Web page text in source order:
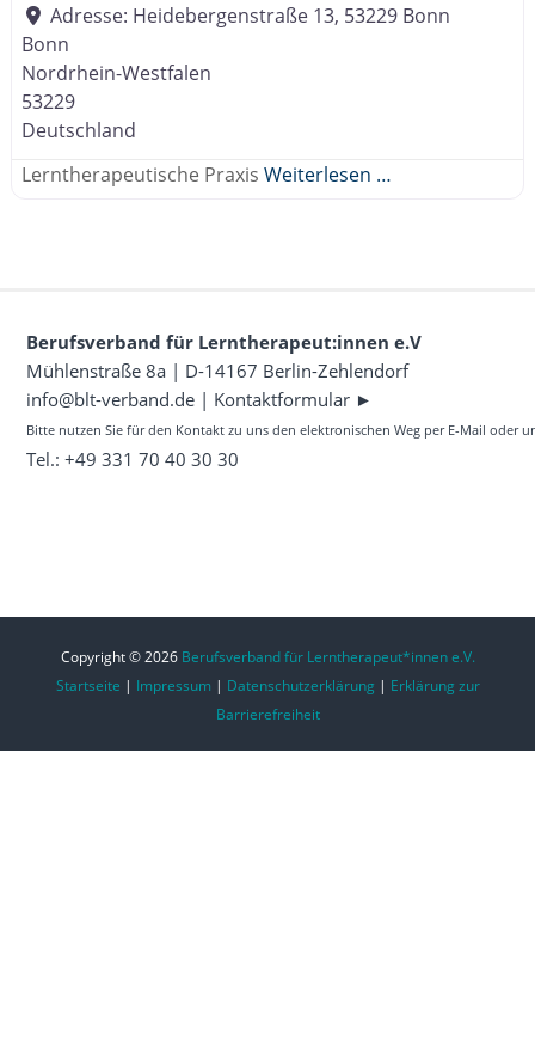
Adresse: Heidebergenstraße 13, 53229 Bonn
Bonn
Nordrhein-Westfalen
53229
Deutschland
Lerntherapeutische Praxis Weiterlesen …
Berufsverband für Lerntherapeut:innen e.V
Mühlenstraße 8a | D-14167 Berlin-Zehlendorf
info@blt-verband.de| Kontaktformular ►
Bitte nutzen Sie für den Kontakt zu uns den elektronischen Weg per E-Mail oder
Tel.: +49 331 70 40 30 30
Copyright © 2026 Berufsverband für Lerntherapeut*innen e.V.
Startseite | Impressum | Datenschutzerklärung | Erklärung zur
Barrierefreiheit